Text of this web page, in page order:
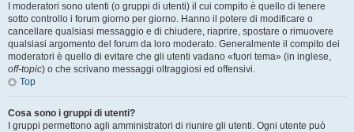
I moderatori sono utenti (o gruppi di utenti) il cui compito è quello di tenere
sotto controllo i forum giorno per giorno. Hanno il potere di modificare o
cancellare qualsiasi messaggio e di chiudere, riaprire, spostare o rimuovere
qualsiasi argomento del forum da loro moderato. Generalmente il compito dei
moderatori è quello di evitare che gli utenti vadano «fuori tema» (in inglese,
off-topic) o che scrivano messaggi oltraggiosi ed offensivi.
Top
Cosa sono i gruppi di utenti?
I gruppi permettono agli amministratori di riunire gli utenti. Ogni utente può